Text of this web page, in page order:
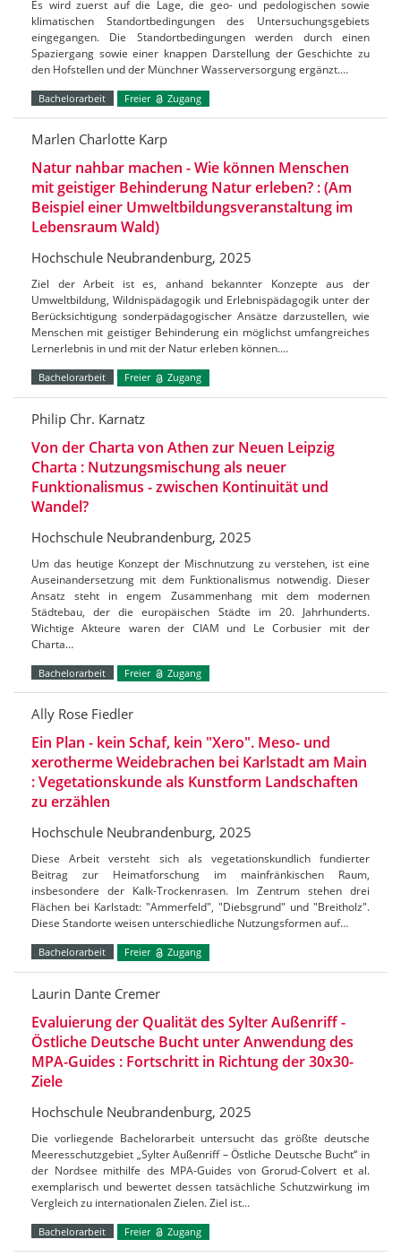
Es wird zuerst auf die Lage, die geo- und pedologischen sowie
klimatischen Standortbedingungen des Untersuchungsgebiets
eingegangen. Die Standortbedingungen werden durch einen
Spaziergang sowie einer knappen Darstellung der Geschichte zu
den Hofstellen und der Münchner Wasserversorgung ergänzt.…
Bachelorarbeit Freier Zugang
Marlen Charlotte Karp
Natur nahbar machen - Wie können Menschen
mit geistiger Behinderung Natur erleben? : (Am
Beispiel einer Umweltbildungsveranstaltung im
Lebensraum Wald)
Hochschule Neubrandenburg, 2025
Ziel der Arbeit ist es, anhand bekannter Konzepte aus der
Umweltbildung, Wildnispädagogik und Erlebnispädagogik unter der
Berücksichtigung sonderpädagogischer Ansätze darzustellen, wie
Menschen mit geistiger Behinderung ein möglichst umfangreiches
Lernerlebnis in und mit der Natur erleben können.…
Bachelorarbeit Freier Zugang
Philip Chr. Karnatz
Von der Charta von Athen zur Neuen Leipzig
Charta : Nutzungsmischung als neuer
Funktionalismus - zwischen Kontinuität und
Wandel?
Hochschule Neubrandenburg, 2025
Um das heutige Konzept der Mischnutzung zu verstehen, ist eine
Auseinandersetzung mit dem Funktionalismus notwendig. Dieser
Ansatz steht in engem Zusammenhang mit dem modernen
Städtebau, der die europäischen Städte im 20. Jahrhunderts.
Wichtige Akteure waren der CIAM und Le Corbusier mit der
Charta…
Bachelorarbeit Freier Zugang
Ally Rose Fiedler
Ein Plan - kein Schaf, kein "Xero". Meso- und
xerotherme Weidebrachen bei Karlstadt am Main
: Vegetationskunde als Kunstform Landschaften
zu erzählen
Hochschule Neubrandenburg, 2025
Diese Arbeit versteht sich als vegetationskundlich fundierter
Beitrag zur Heimatforschung im mainfränkischen Raum,
insbesondere der Kalk-Trockenrasen. Im Zentrum stehen drei
Flächen bei Karlstadt: "Ammerfeld", "Diebsgrund" und "Breitholz".
Diese Standorte weisen unterschiedliche Nutzungsformen auf…
Bachelorarbeit Freier Zugang
Laurin Dante Cremer
Evaluierung der Qualität des Sylter Außenriff -
Östliche Deutsche Bucht unter Anwendung des
MPA-Guides : Fortschritt in Richtung der 30x30-
Ziele
Hochschule Neubrandenburg, 2025
Die vorliegende Bachelorarbeit untersucht das größte deutsche
Meeresschutzgebiet „Sylter Außenriff – Östliche Deutsche Bucht“ in
der Nordsee mithilfe des MPA-Guides von Grorud-Colvert et al.
exemplarisch und bewertet dessen tatsächliche Schutzwirkung im
Vergleich zu internationalen Zielen. Ziel ist…
Bachelorarbeit Freier Zugang